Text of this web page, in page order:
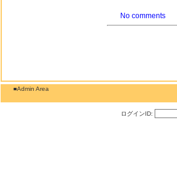
No comments
■Admin Area
ログインID: